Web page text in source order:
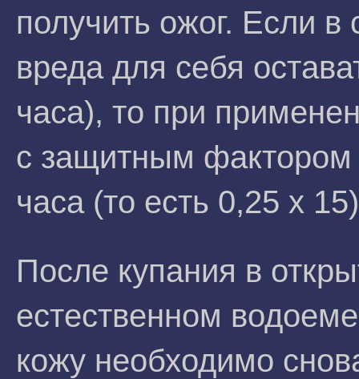
получить ожог. Если
вреда для себя
часа), то при
с защитным фактором
часа (то есть 0,25 х
После купания в
естественном
кожу необходимо